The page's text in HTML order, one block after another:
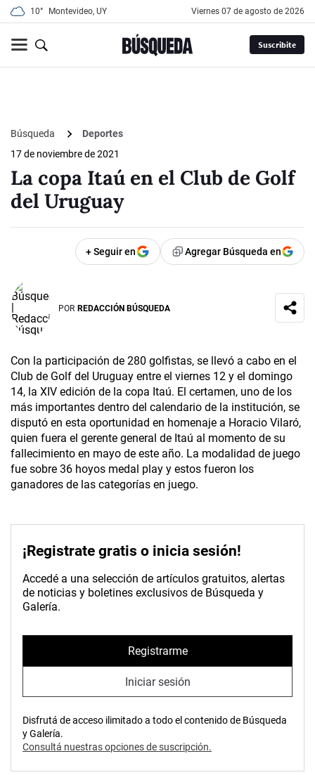
10° Montevideo, UY viernes 07 de agosto de 2026
Suscribite
Búsqueda
Deportes
17 de noviembre de 2021
La copa Itaú en el Club de Golf
del Uruguay
+ Seguir en Agregar Búsqueda en
POR REDACCIÓN BÚSQUEDA
Con la participación de 280 golfistas, se llevó a cabo en el
Club de Golf del Uruguay entre el viernes 12 y el domingo
14, la XIV edición de la copa Itaú. El certamen, uno de los
más importantes dentro del calendario de la institución, se
disputó en esta oportunidad en homenaje a Horacio Vilaró,
quien fuera el gerente general de Itaú al momento de su
fallecimiento en mayo de este año. La modalidad de juego
fue sobre 36 hoyos medal play y estos fueron los
ganadores de las categorías en juego.
¡Registrate gratis o inicia sesión!
Accedé a una selección de artículos gratuitos, alertas
de noticias y boletines exclusivos de Búsqueda y
Galería.
Registrarme
Iniciar sesión
Disfrutá de acceso ilimitado a todo el contenido de Búsqueda
y Galería.
Consultá nuestras opciones de suscripción.